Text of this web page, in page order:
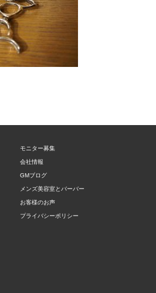
モニター募集
会社情報
GMブログ
メンズ美容室とバーバー
お客様のお声
プライバシーポリシー